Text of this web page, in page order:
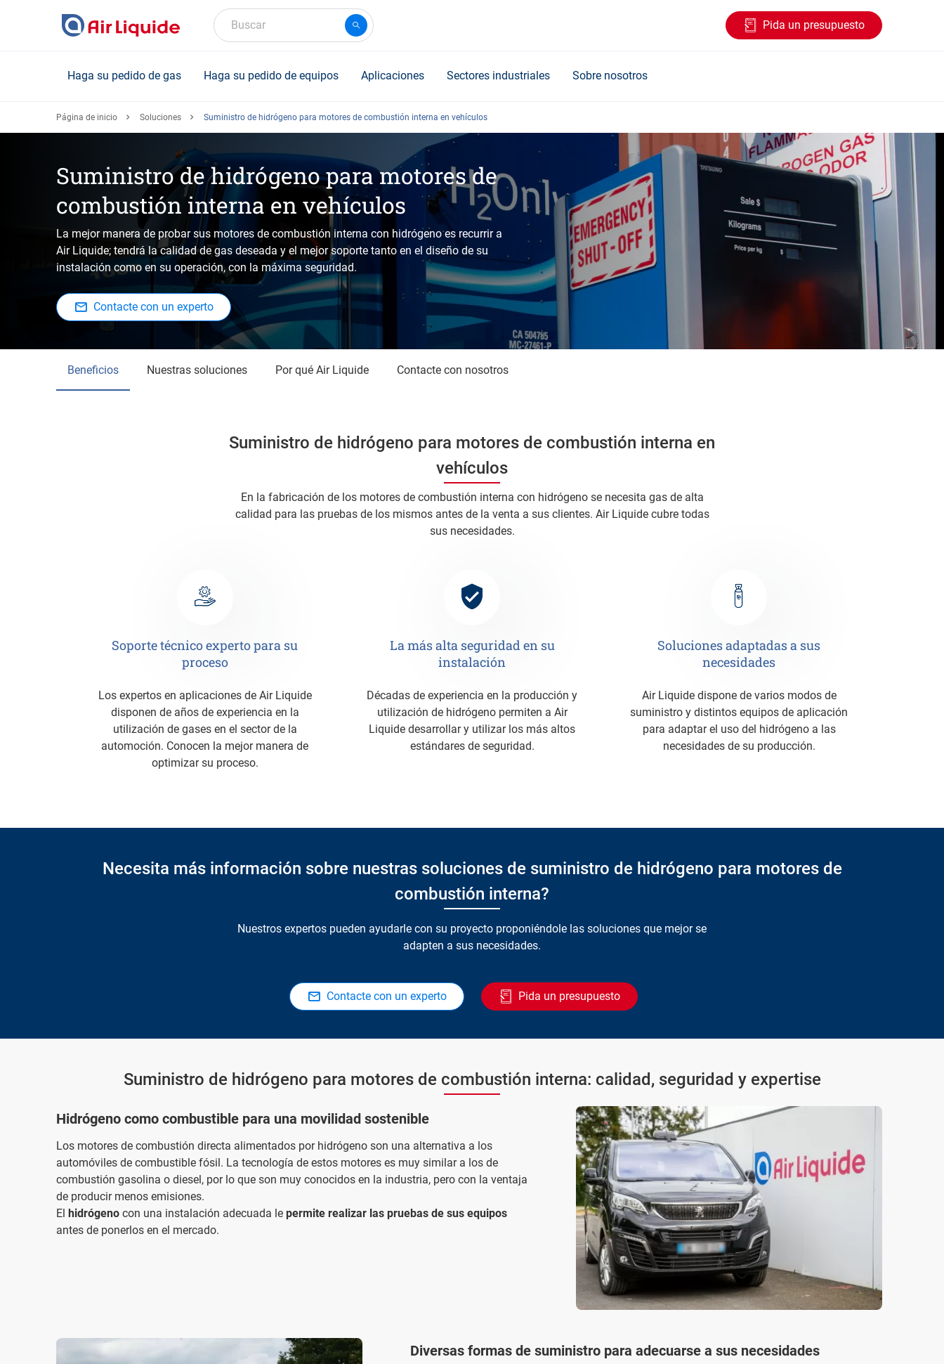
Buscar Pida un presupuesto
Haga su pedido de gas Haga su pedido de equipos Aplicaciones Sectores industriales Sobre nosotros
Página de inicio Soluciones Suministro de hidrógeno para motores de combustión interna en vehículos
Suministro de hidrógeno para motores de
combustión interna en vehículos
La mejor manera de probar sus motores de combustión interna con hidrógeno es recurrir a
Air Liquide; tendrá la calidad de gas deseada y el mejor soporte tanto en el diseño de su
instalación como en su operación, con la máxima seguridad.
Contacte con un experto
Beneficios Nuestras soluciones Por qué Air Liquide Contacte con nosotros
Suministro de hidrógeno para motores de combustión interna en
vehículos
En la fabricación de los motores de combustión interna con hidrógeno se necesita gas de alta
calidad para las pruebas de los mismos antes de la venta a sus clientes. Air Liquide cubre todas
sus necesidades.
Soporte técnico experto para su
proceso
Los expertos en aplicaciones de Air Liquide
disponen de años de experiencia en la
utilización de gases en el sector de la
automoción. Conocen la mejor manera de
optimizar su proceso.
La más alta seguridad en su
instalación
Décadas de experiencia en la producción y
utilización de hidrógeno permiten a Air
Liquide desarrollar y utilizar los más altos
estándares de seguridad.
Soluciones adaptadas a sus
necesidades
Air Liquide dispone de varios modos de
suministro y distintos equipos de aplicación
para adaptar el uso del hidrógeno a las
necesidades de su producción.
Necesita más información sobre nuestras soluciones de suministro de hidrógeno para motores de
combustión interna?
Nuestros expertos pueden ayudarle con su proyecto proponiéndole las soluciones que mejor se
adapten a sus necesidades.
Contacte con un experto Pida un presupuesto
Suministro de hidrógeno para motores de combustión interna: calidad, seguridad y expertise
Hidrógeno como combustible para una movilidad sostenible
Los motores de combustión directa alimentados por hidrógeno son una alternativa a los
automóviles de combustible fósil. La tecnología de estos motores es muy similar a los de
combustión gasolina o diesel, por lo que son muy conocidos en la industria, pero con la ventaja
de producir menos emisiones.
El hidrógeno con una instalación adecuada le permite realizar las pruebas de sus equipos
antes de ponerlos en el mercado.
Diversas formas de suministro para adecuarse a sus necesidades